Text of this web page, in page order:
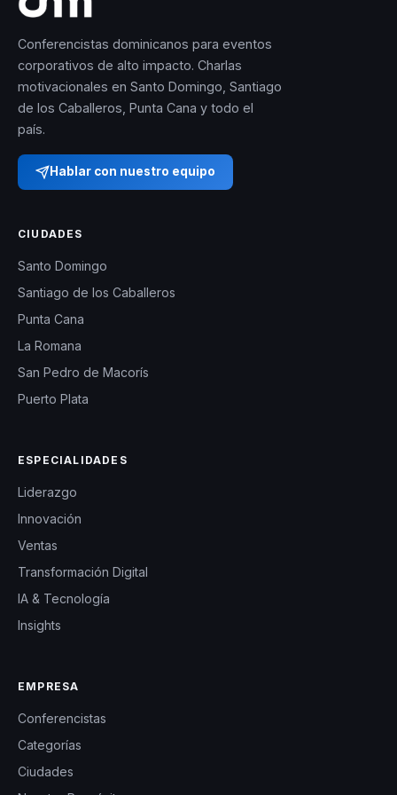
Conferencistas dominicanos para eventos
corporativos de alto impacto. Charlas
motivacionales en Santo Domingo, Santiago
de los Caballeros, Punta Cana y todo el
país.
Hablar con nuestro equipo
CIUDADES
Santo Domingo
Santiago de los Caballeros
Punta Cana
La Romana
San Pedro de Macorís
Puerto Plata
ESPECIALIDADES
Liderazgo
Innovación
Ventas
Transformación Digital
IA & Tecnología
Insights
EMPRESA
Conferencistas
Categorías
Ciudades